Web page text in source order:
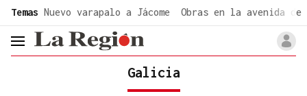
Temas Nuevo varapalo a Jácome Obras en la avenida de
header.menu.open
Galicia